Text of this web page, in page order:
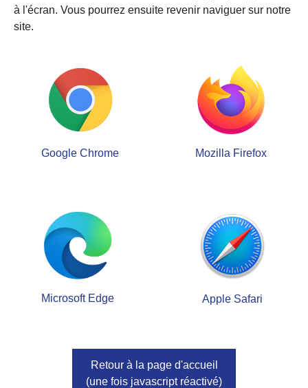
à l'écran. Vous pourrez ensuite revenir naviguer sur notre
site.
Google Chrome Mozilla Firefox
Microsoft Edge Apple Safari
Retour à la page d'accueil
(une fois javascript réactivé)